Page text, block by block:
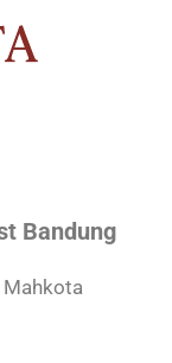
Bandung
Mahkota